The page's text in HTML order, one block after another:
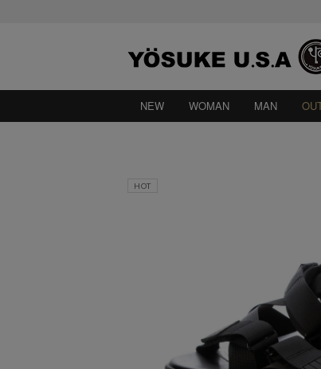
NEW WOMAN MAN